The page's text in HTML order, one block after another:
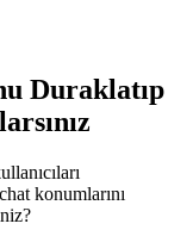
Duraklatıp
konumlarını